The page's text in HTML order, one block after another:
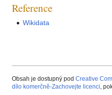
Reference
Wikidata
Obsah je dostupný pod Creative
dílo komerčně-Zachovejte licenci ,